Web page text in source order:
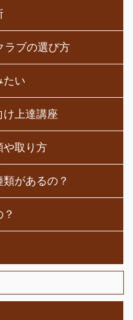
ラブの選び方
たい
上達講座
や取り方
があるの？